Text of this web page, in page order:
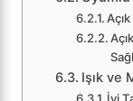
Işık ve